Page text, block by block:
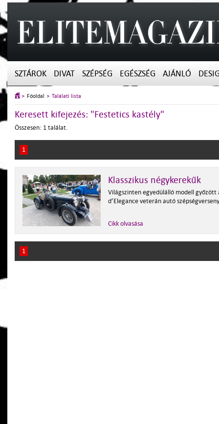
SZTÁROK DIVAT SZÉPSÉG EGÉSZSÉG AJÁNLÓ
Főoldal Találati lista
Keresett kifejezés: "Festetics kastély"
Összesen: 1 találat.
1
Klasszikus négykerekűk
Világszinten egyedülálló modell győzött
d’Elegance veterán autó
Cikk olvasása
1